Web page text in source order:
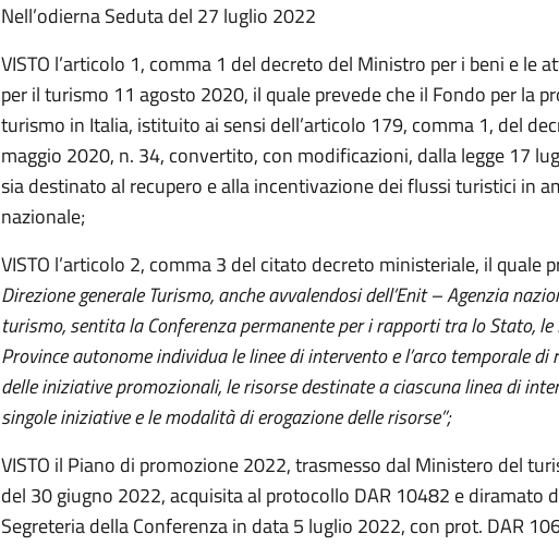
Nell’odierna Seduta del 27 luglio 2022
VISTO l’articolo 1, comma 1 del decreto del Ministro per i beni e le
per il turismo 11 agosto 2020, il quale prevede che il Fondo per la
turismo in Italia, istituito ai sensi dell’articolo 179, comma 1, del
maggio 2020, n. 34, convertito, con modificazioni, dalla legge 17
sia destinato al recupero e alla incentivazione dei flussi turistici in
nazionale;
VISTO l’articolo 2, comma 3 del citato decreto ministeriale, il quale
Direzione generale Turismo, anche avvalendosi dell’Enit – Agenzia
turismo, sentita la Conferenza permanente per i rapporti tra lo Stato, le
Province autonome individua le linee di intervento e l’arco temporale di
delle iniziative promozionali, le risorse destinate a ciascuna linea di
singole iniziative e le modalità di erogazione delle risorse”;
VISTO il Piano di promozione 2022, trasmesso dal Ministero del
del 30 giugno 2022, acquisita al protocollo DAR 10482 e diramato
Segreteria della Conferenza in data 5 luglio 2022, con prot. DAR